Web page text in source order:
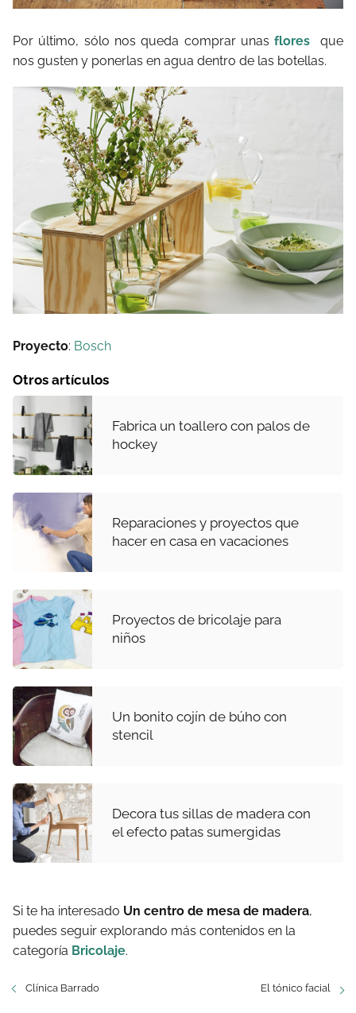
Por último, sólo nos queda comprar unasflores que
nos gusten y ponerlas en agua dentro de las botellas.
Proyecto: Bosch
Otros artículos
Fabrica un toallero con palos de
hockey
Reparaciones y proyectos que
hacer en casa en vacaciones
Proyectos de bricolaje para
niños
Un bonito cojín de búho con
stencil
Decora tus sillas de madera con
el efecto patas sumergidas
Si te ha interesado Un centro de mesa de madera,
puedes seguir explorando más contenidos en la
categoría Bricolaje.
Clínica Barrado El tónico facial